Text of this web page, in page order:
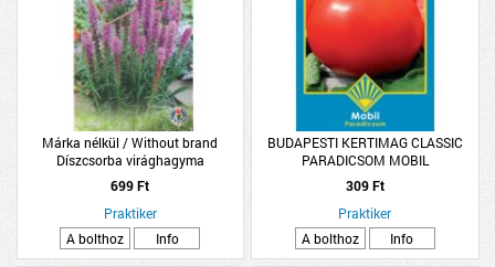
Márka nélkül / Without brand
Díszcsorba virághagyma
8db/csomag kék
699 Ft
Praktiker
A bolthoz
Info
BUDAPESTI KERTIMAG CLASSIC
PARADICSOM MOBIL
309 Ft
Praktiker
A bolthoz
Info